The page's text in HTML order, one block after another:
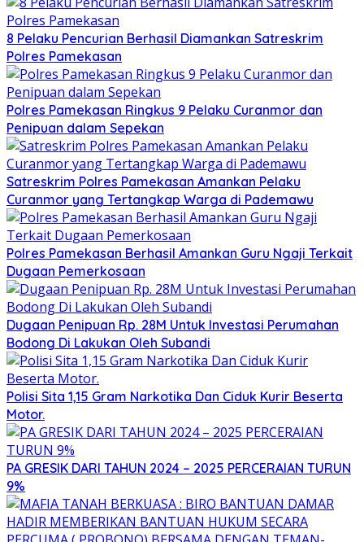
8 Pelaku Pencurian Berhasil Diamankan Satreskrim
Polres Pamekasan
Polres Pamekasan Ringkus 9 Pelaku Curanmor dan
Penipuan dalam Sepekan
Satreskrim Polres Pamekasan Amankan Pelaku
Curanmor yang Tertangkap Warga di Pademawu
Polres Pamekasan Berhasil Amankan Guru Ngaji Terkait
Dugaan Pemerkosaan
Dugaan Penipuan Rp. 28M Untuk Investasi Perumahan
Bodong Di Lakukan Oleh Subandi
Polisi Sita 1,15 Gram Narkotika Dan Ciduk Kurir Beserta
Motor.
PA GRESIK DARI TAHUN 2024 – 2025 PERCERAIAN TURUN
9%